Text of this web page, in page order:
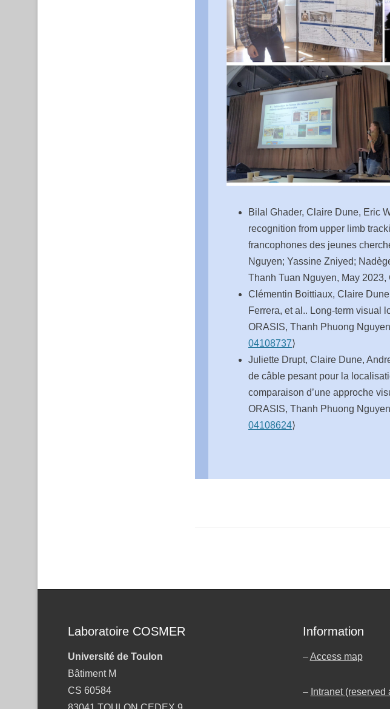
Bilal Ghader, Claire Dune, Eric
recognition from upper limb
francophones des jeunes
Nguyen; Yassine Zniyed;
Thanh Tuan Nguyen, May
Clémentin Boittiaux, Claire
Ferrera, et al.. Long-term visual
ORASIS, Thanh Phuong
04108737⟩
Juliette Drupt, Claire Dune,
de câble pesant pour la
comparaison d’une approche
ORASIS, Thanh Phuong
04108624⟩
Laboratoire COSMER
Université de Toulon
Bâtiment M
CS 60584
Information
–Access map
– Intranet (reserved